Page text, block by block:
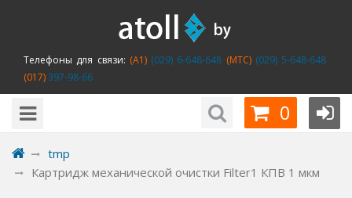
Телефоны для связи: (A1)(029) 6-648-648 (MTC)(029) 5-648-648
(017)397-98-66
0
tmp
Картридж механической очистки Filter1 КПВ 1 мкм